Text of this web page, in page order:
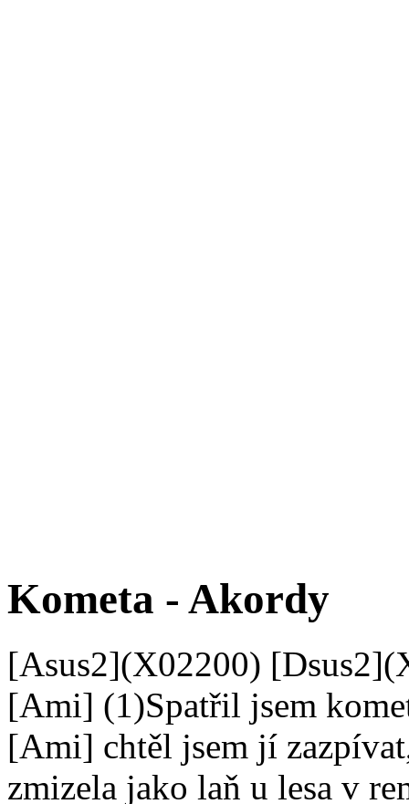
Kometa - Akordy
[Asus2](X02200)
[Ami] (1)Spatřil jsem
[Ami] chtěl jsem jí
zmizela jako laň u lesa v